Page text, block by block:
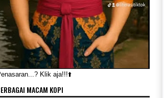
Klik aja!!!⬆️
MACAM KOPI